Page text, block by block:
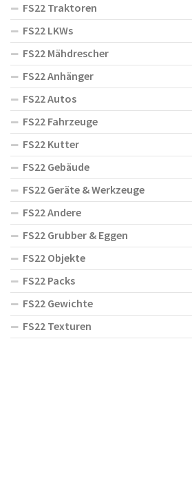
FS22 Traktoren
FS22 LKWs
FS22 Mähdrescher
FS22 Anhänger
FS22 Autos
FS22 Fahrzeuge
FS22 Kutter
FS22 Gebäude
FS22 Geräte & Werkzeuge
FS22 Andere
FS22 Grubber & Eggen
FS22 Objekte
FS22 Packs
FS22 Gewichte
FS22 Texturen